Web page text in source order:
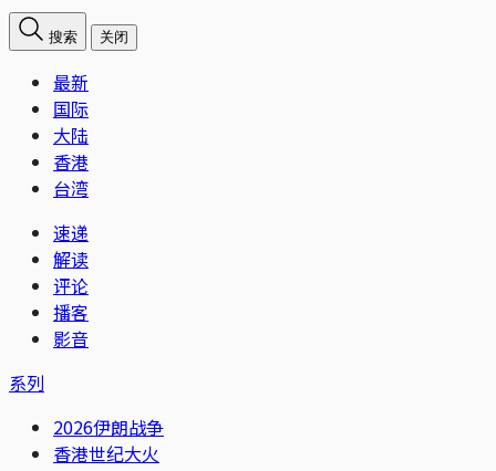
搜索 关闭
最新
国际
大陆
香港
台湾
速递
解读
评论
播客
影音
系列
2026伊朗战争
香港世纪大火